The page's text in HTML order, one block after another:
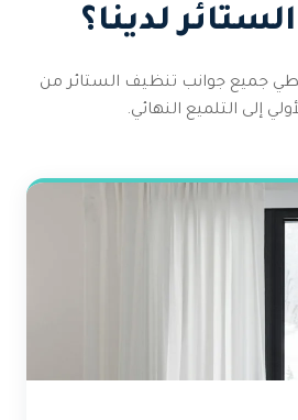
لدينا؟
جميع جوانب تنظيف الستائر من
إلى التلميع النهائي.